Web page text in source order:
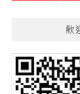
歡